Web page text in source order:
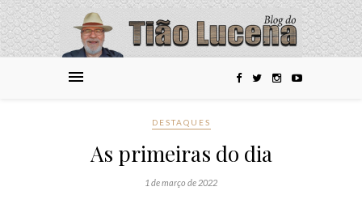
DESTAQUES
As primeiras do dia
1 de março de 2022